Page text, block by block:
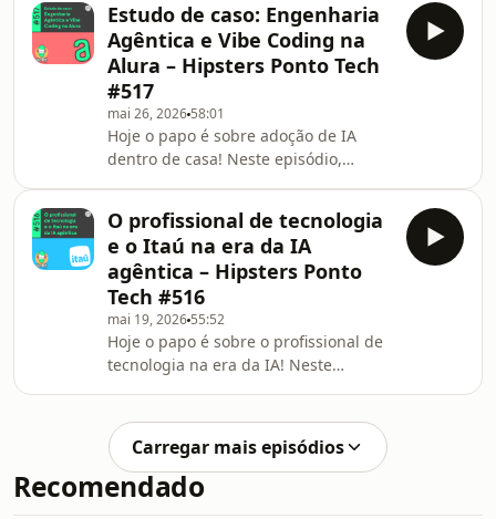
Magnifica Humanitas, do Papa Leão
XIV, publicada com reflexões sobre IA,
poder digital e os desafios éticos da
tecnologia. &#160;Links:&#160; Carta
encíclica ‘Magnifica Humanitas’ na
íntegra, em português Carta encíclica
‘Rerum Novarum’ do Papa Leão XIII,
em portu
Estudo de caso: Engenharia
Agêntica e Vibe Coding na
Alura – Hipsters Ponto Tech
#517
mai 26, 2026 58:01
Hoje o papo é sobre adoção de IA
dentro de casa! Neste episódio,
ferramentas como Codex e workflows
agênticos no dia a dia da engenharia,
e os impactos disso em
produtividade, na revisão de código,
na cultura de desenvolvimento e até
na criação de produtos. Vem ver
quem participou desse papo: Paulo
Silveira, o host que quer saber
O profissional de tecnologia
e o Itaú na era da IA
agêntica – Hipsters Ponto
Tech #516
mai 19, 2026 55:52
Hoje o papo é sobre o profissional de
tecnologia na era da IA! Neste
conversamos sobre como a IA está
mudando a forma como software é
criado, quem passa a participar desse
processo, e por que gerar linhas de
Carregar mais episódios
Recomendado